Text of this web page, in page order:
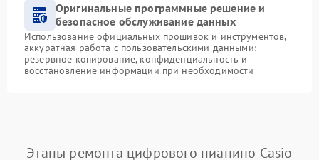
Оригинальные программные решение и
безопасное обслуживание данных
Использование официальных прошивок и инструментов,
аккуратная работа с пользовательскими данными:
резервное копирование, конфиденциальность и
восстановление информации при необходимости
Этапы ремонта цифрового пианино Casio